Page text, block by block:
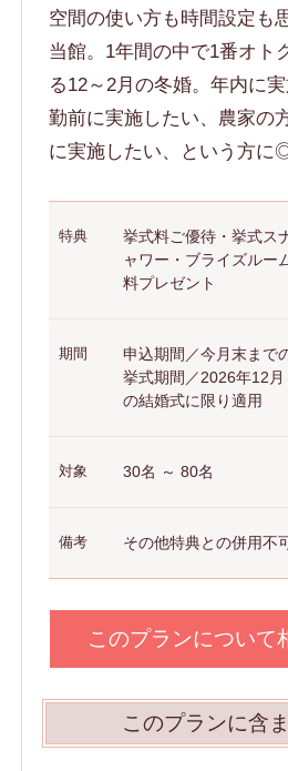
空間の使い方も時間設定も
当館。1年間の中で1番オト
る12～2月の冬婚。年内に
勤前に実施したい、農家の
に実施したい、という方に
特典
挙式料ご優待・挙式ス
ャワー・ブライズルー
料プレゼント
期間
申込期間／今月末まで
挙式期間／2026年12
の結婚式に限り適用
対象 30名 ～ 80名
備考 その他特典との併用不
このプランについて
このプランに含